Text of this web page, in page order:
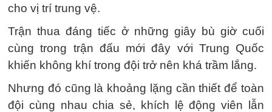
cho vị trí trung vệ.
Trận thua đáng tiếc ở những giây bù giờ cuối
cùng trong trận đấu mới đây với Trung Quốc
khiến không khí trong đội trở nên khá trầm lắng.
Nhưng đó cũng là khoảng lặng cần thiết để toàn
đội cùng nhau chia sẻ, khích lệ động viên lẫn